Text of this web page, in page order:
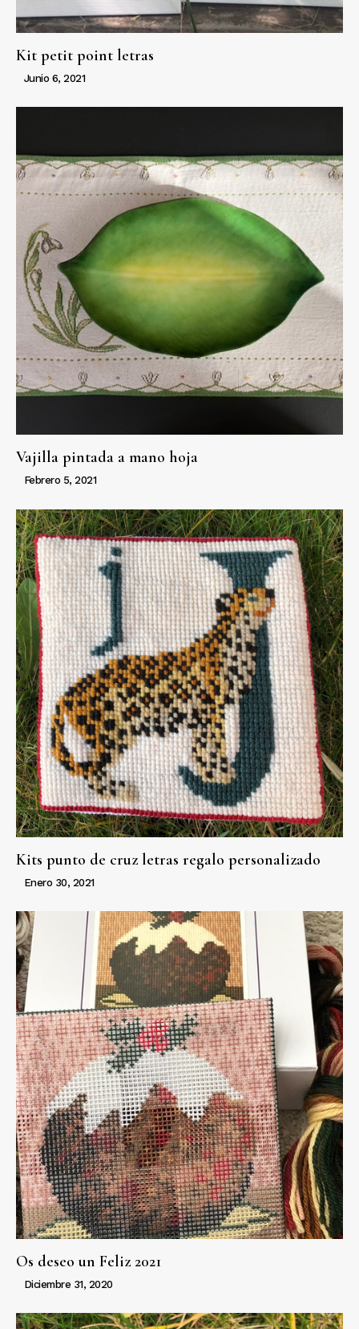
Kit petit point letras
Junio 6, 2021
Vajilla pintada a mano hoja
Febrero 5, 2021
Kits punto de cruz letras regalo personalizado
Enero 30, 2021
Os deseo un Feliz 2021
Diciembre 31, 2020